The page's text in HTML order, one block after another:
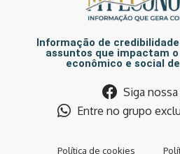
Informação de
assuntos que impactam
econômico e social
Siga
Entre no grupo
Política de cookies